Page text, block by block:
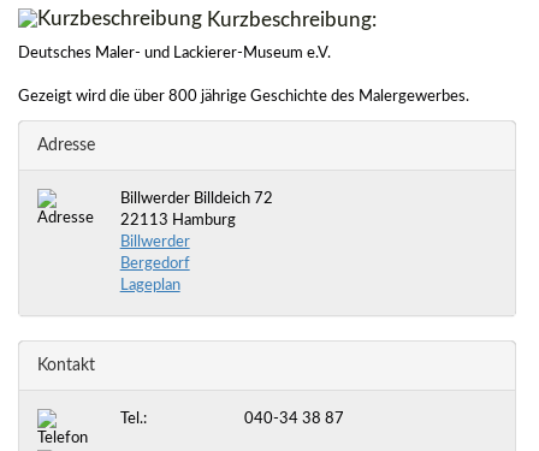
Kurzbeschreibung:
Deutsches Maler- und Lackierer-Museum e.V.
Gezeigt wird die über 800 jährige Geschichte des Malergewerbes.
Adresse
Billwerder Billdeich 72
22113 Hamburg
Billwerder
Bergedorf
Lageplan
Kontakt
Tel.: 040-34 38 87